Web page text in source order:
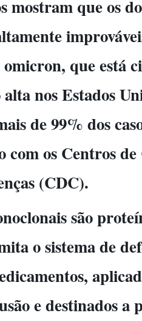
mostram que os
que está
nos Estados
de 99% dos
com os Centros
(CDC).
são
o sistema de
e destinados a